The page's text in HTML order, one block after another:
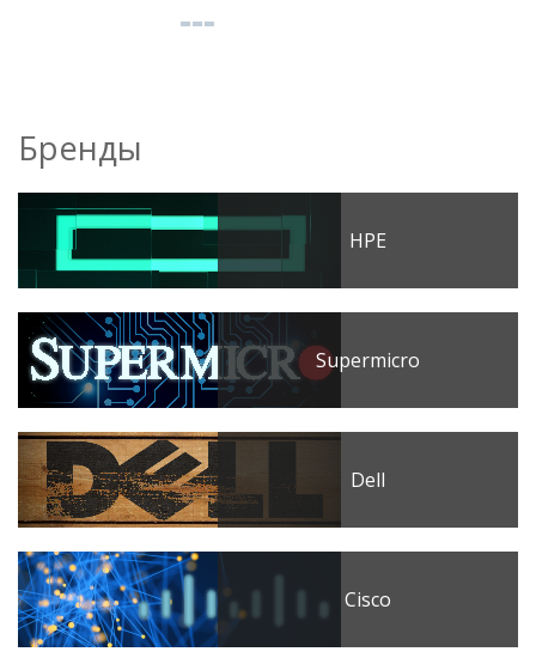
Бренды
HPE
Supermicro
Dell
Cisco